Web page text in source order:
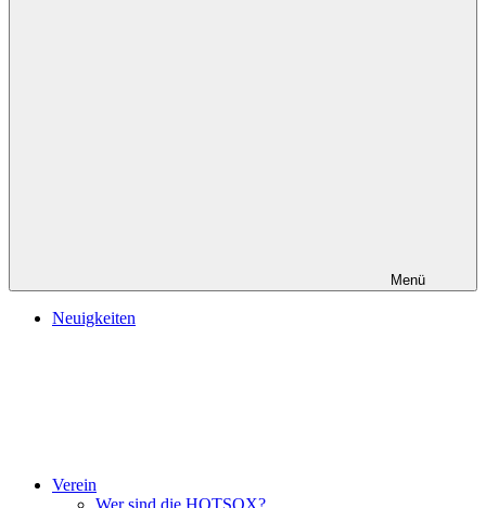
Menü
Neuigkeiten
Verein
Wer sind die HOTSOX?